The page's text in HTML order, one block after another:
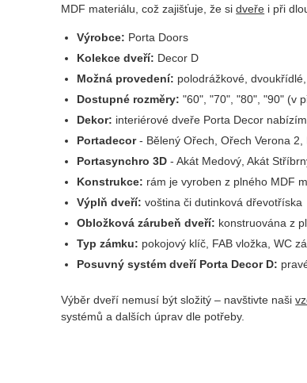
MDF materiálu, což zajišťuje, že sidveře i při
Výrobce: Porta Doors
Kolekce dveří: Decor D
Možná provedení: polodrážkové,
Dostupné rozměry: "60", "70", "80", "90" (v
Dekor: interiérové dveře Porta Decor
Portadecor - Bělený Ořech, Ořech Verona
Portasynchro 3D - Akát Medový, Akát
Konstrukce: rám je vyroben z plného MDF
Výplň dveří: voština či dutinková dřevotříska
Obložková zárubeň dveří: konstruována z
Typ zámku: pokojový klíč, FAB vložka, WC
Posuvný systém dveří Porta Decor D:
Výběr dveří nemusí být složitý – navštivte naši
systémů a dalších úprav dle potřeby.